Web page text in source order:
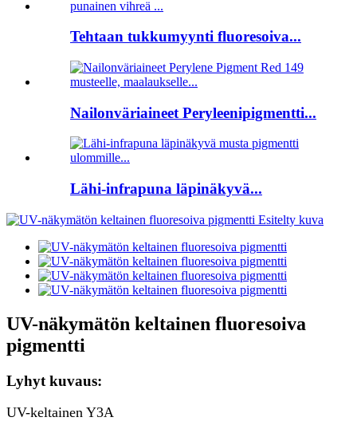
Tehtaan tukkumyynti fluoresoiva...
Nailonväriaineet Peryleenipigmentti...
Lähi-infrapuna läpinäkyvä...
UV-näkymätön keltainen fluoresoiva
pigmentti
Lyhyt kuvaus:
UV-keltainen Y3A